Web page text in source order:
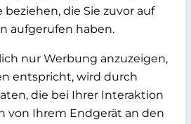
beziehen, die Sie zuvor auf
aufgerufen haben.
nur Werbung anzuzeigen,
entspricht, wird durch
die bei Ihrer Interaktion
von Ihrem Endgerät an den